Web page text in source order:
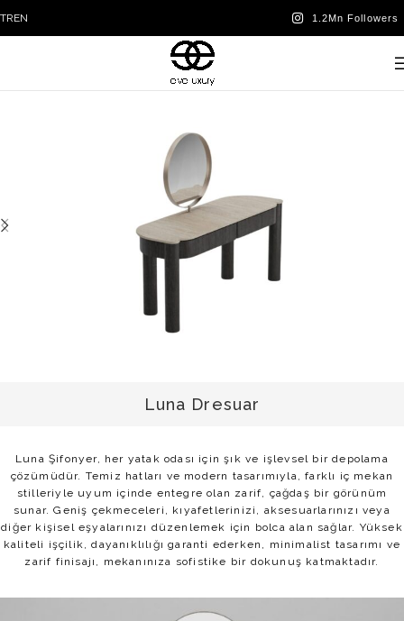
TREN
Luna Dresuar
Luna Şifonyer, her yatak odası için şık ve işlevsel bir depolama
çözümüdür. Temiz hatları ve modern tasarımıyla, farklı iç mekan
stilleriyle uyum içinde entegre olan zarif, çağdaş bir görünüm
sunar. Geniş çekmeceleri, kıyafetlerinizi, aksesuarlarınızı veya
diğer kişisel eşyalarınızı düzenlemek için bolca alan sağlar. Yüksek
kaliteli işçilik, dayanıklılığı garanti ederken, minimalist tasarımı ve
zarif finisajı, mekanınıza sofistike bir dokunuş katmaktadır.